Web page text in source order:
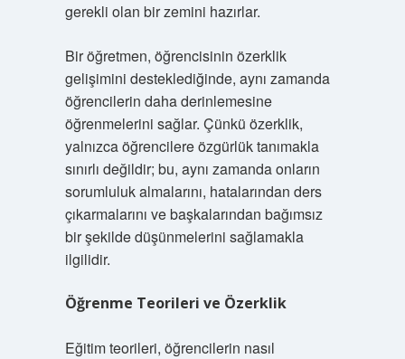
gerekli olan bir zemini hazırlar.
Bir öğretmen, öğrencisinin özerklik
gelişimini desteklediğinde, aynı zamanda
öğrencilerin daha derinlemesine
öğrenmelerini sağlar. Çünkü özerklik,
yalnızca öğrencilere özgürlük tanımakla
sınırlı değildir; bu, aynı zamanda onların
sorumluluk almalarını, hatalarından ders
çıkarmalarını ve başkalarından bağımsız
bir şekilde düşünmelerini sağlamakla
ilgilidir.
Öğrenme Teorileri ve Özerklik
Eğitim teorileri, öğrencilerin nasıl